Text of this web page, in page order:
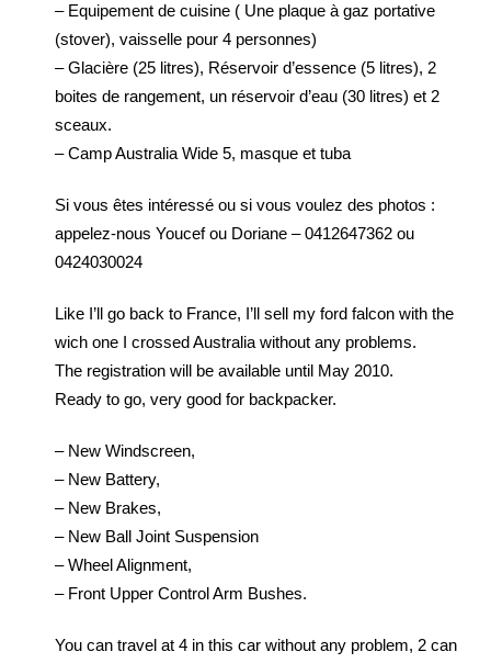
– Equipement de cuisine ( Une plaque à gaz portative
(stover), vaisselle pour 4 personnes)
– Glacière (25 litres), Réservoir d’essence (5 litres), 2
boites de rangement, un réservoir d’eau (30 litres) et 2
sceaux.
– Camp Australia Wide 5, masque et tuba
Si vous êtes intéressé ou si vous voulez des photos :
appelez-nous Youcef ou Doriane – 0412647362 ou
0424030024
Like I’ll go back to France, I’ll sell my ford falcon with the
wich one I crossed Australia without any problems.
The registration will be available until May 2010.
Ready to go, very good for backpacker.
– New Windscreen,
– New Battery,
– New Brakes,
– New Ball Joint Suspension
– Wheel Alignment,
– Front Upper Control Arm Bushes.
You can travel at 4 in this car without any problem, 2 can